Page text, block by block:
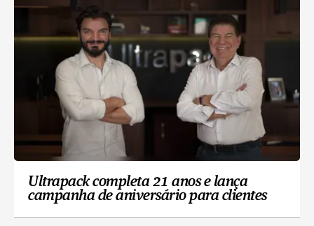
Ultrapack completa 21 anos e lança
campanha de aniversário para clientes